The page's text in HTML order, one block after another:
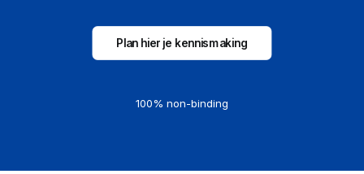
Plan hier je kennismaking
100% non-binding